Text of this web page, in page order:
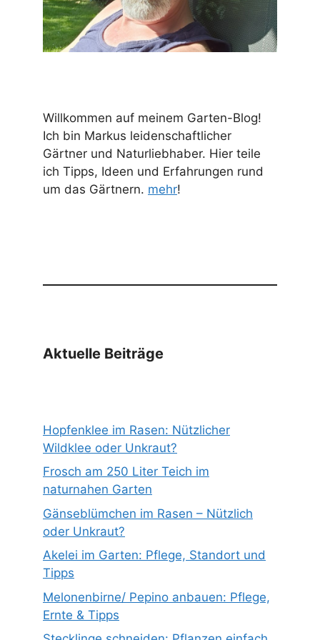
Willkommen auf meinem Garten-Blog!
Ich bin Markus leidenschaftlicher
Gärtner und Naturliebhaber. Hier teile
ich Tipps, Ideen und Erfahrungen rund
um das Gärtnern. mehr!
Aktuelle Beiträge
Hopfenklee im Rasen: Nützlicher
Wildklee oder Unkraut?
Frosch am 250 Liter Teich im
naturnahen Garten
Gänseblümchen im Rasen – Nützlich
oder Unkraut?
Akelei im Garten: Pflege, Standort und
Tipps
Melonenbirne/ Pepino anbauen: Pflege,
Ernte & Tipps